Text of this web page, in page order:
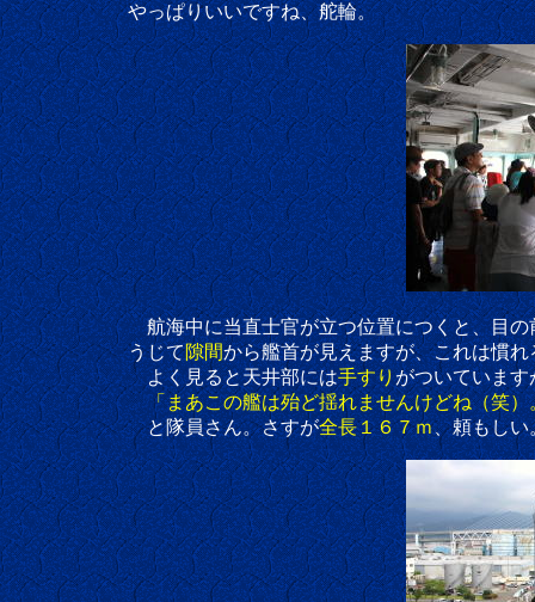
やっぱりいいですね、舵輪。
航海中に当直士官が立つ位置につくと、目の
うじて隙間から艦首が見えますが、これは慣
よく見ると天井部には手すりがついています
「まあこの艦は殆ど揺れませんけどね（笑
と隊員さん。さすが全長１６７ｍ、頼もしい